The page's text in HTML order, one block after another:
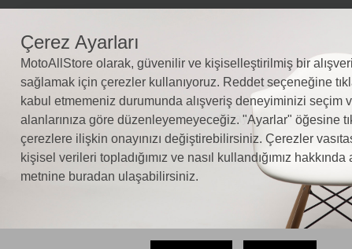
Çerez Ayarları
MotoAllStore olarak, güvenilir ve kişiselleştirilmiş bir
sağlamak için çerezler kullanıyoruz. Reddet seçeneğine
kabul etmemeniz durumunda alışveriş deneyiminizi seçim
alanlarınıza göre düzenleyemeyeceğiz. "Ayarlar" öğesine
çerezlere ilişkin onayınızı değiştirebilirsiniz. Çerezler
kişisel verileri topladığımız ve nasıl kullandığımız hakkında
metnine buradan ulaşabilirsiniz.